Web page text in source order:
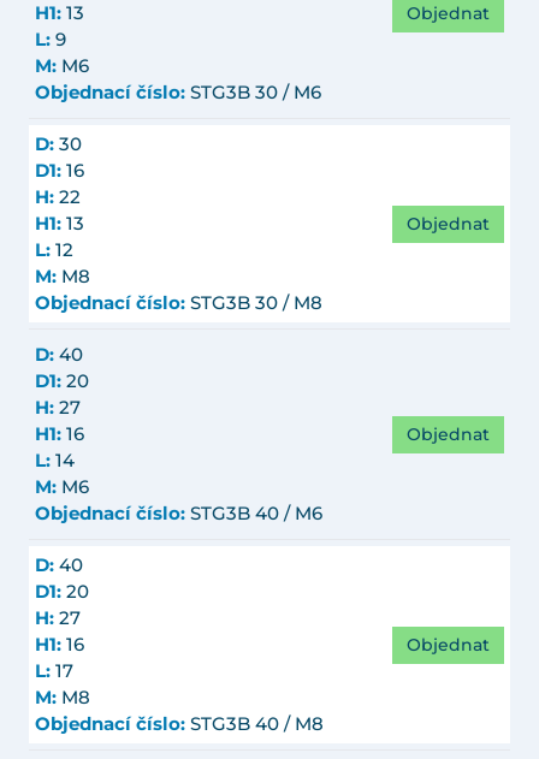
H1: 13
L: 9
M: M6
Objednací číslo: STG3B 30 / M6
Objednat
D: 30
D1: 16
H: 22
H1: 13
L: 12
M: M8
Objednací číslo: STG3B 30 / M8
Objednat
D: 40
D1: 20
H: 27
H1: 16
L: 14
M: M6
Objednací číslo: STG3B 40 / M6
Objednat
D: 40
D1: 20
H: 27
H1: 16
L: 17
M: M8
Objednací číslo: STG3B 40 / M8
Objednat